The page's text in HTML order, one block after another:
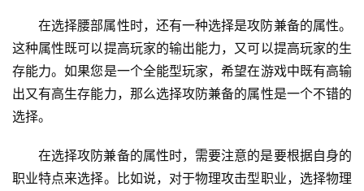
在选择腰部属性时，还有一种选择是攻防兼备的属性。
这种属性既可以提高玩家的输出能力，又可以提高玩家的生
存能力。如果您是一个全能型玩家，希望在游戏中既有高输
出又有高生存能力，那么选择攻防兼备的属性是一个不错的
选择。
在选择攻防兼备的属性时，需要注意的是要根据自身的
职业特点来选择。比如说，对于物理攻击型职业，选择物理